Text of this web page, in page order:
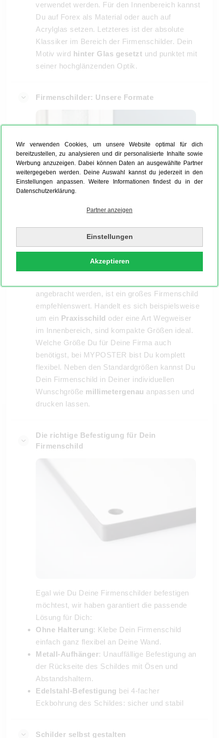
Wir verwenden Cookies, um unsere Website optimal für dich
bereitzustellen, zu analysieren und dir personalisierte Inhalte sowie
Werbung anzuzeigen. Dabei können Daten an ausgewählte Partner
weitergegeben werden. Deine Auswahl kannst du jederzeit in den
Einstellungen anpassen. Weitere Informationen findest du in der
Datenschutzerklärung.
Partner anzeigen
Einstellungen
Akzeptieren
verwendet werden. Für den Innenbereich kannst
Du auf Forex als Material oder auch auf
Acrylglas setzen. Letzteres ist der absolute
Klassiker im Bereich der Firmenschilder. Dein
Motiv wird hinter Glas gesetzt und punktet mit
seiner hochglänzenden Optik.
Firmenschilder: Unsere Formate
Abhängig vom Einsatzort und dem
Anwendungszweck unterscheiden sich die
angebracht werden, ist ein großes Firmenschild
empfehlenswert. Handelt es sich beispielsweise
um ein Praxisschild oder eine Art Wegweiser
im Innenbereich, sind kompakte Größen ideal.
Welche Größe Du für Deine Firma auch
benötigst, bei MYPOSTER bist Du komplett
flexibel. Neben den Standardgrößen kannst Du
Dein Firmenschild in Deiner individuellen
Wunschgröße millimetergenau anpassen und
drucken lassen.
Die richtige Befestigung für Dein
Firmenschild
Egal wie Du Deine Firmenschilder befestigen
möchtest, wir haben garantiert die passende
Lösung für Dich:
Ohne Halterung: Klebe Dein Firmenschild
einfach ganz flexibel an Deine Wand.
Metall-Aufhänger: Unauffällige Befestigung an
der Rückseite des Schildes mit Ösen und
Abstandshaltern.
Edelstahl-Befestigung bei 4-facher
Eckbohrung des Schildes: sicher und stabil
Schilder selbst gestalten